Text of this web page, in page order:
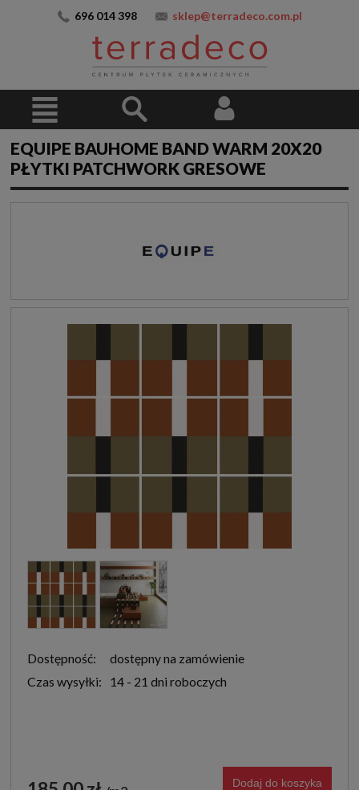
696 014 398 sklep@terradeco.com.pl
EQUIPE BAUHOME BAND WARM 20X20
PŁYTKI PATCHWORK GRESOWE
Dostępność:
dostępny na zamówienie
Czas wysyłki:
14 - 21 dni roboczych
Dodaj do koszyka